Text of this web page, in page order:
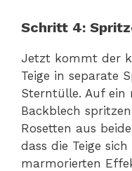
Schritt 4:
Jetzt kommt der
Teige in separate
Sterntülle. Auf ein
Backblech
Rosetten aus
dass die Teige
marmorierten